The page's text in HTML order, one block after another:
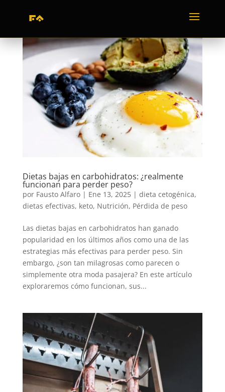
Dietas bajas en carbohidratos: ¿realmente
funcionan para perder peso?
por Fausto Alfaro| Ene 13, 2025| dieta cetogénica,
dietas efectivas, keto, Nutrición, Pérdida de peso
Las dietas bajas en carbohidratos han ganado
popularidad en los últimos años como una de las
estrategias más efectivas para perder peso. Sin
embargo, ¿son tan milagrosas como parecen o
simplemente otra moda pasajera? En este artículo
exploraremos cómo funcionan, sus...